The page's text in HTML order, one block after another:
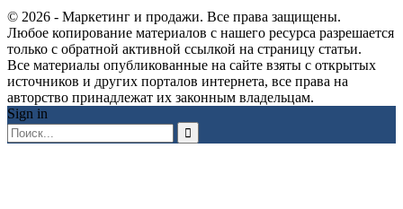
© 2026 - Маркетинг и продажи. Все права защищены.
Любое копирование материалов с нашего ресурса разрешается
только с обратной активной ссылкой на страницу статьи.
Все материалы опубликованные на сайте взяты с открытых
источников и других порталов интернета, все права на
авторство принадлежат их законным владельцам.
Sign in